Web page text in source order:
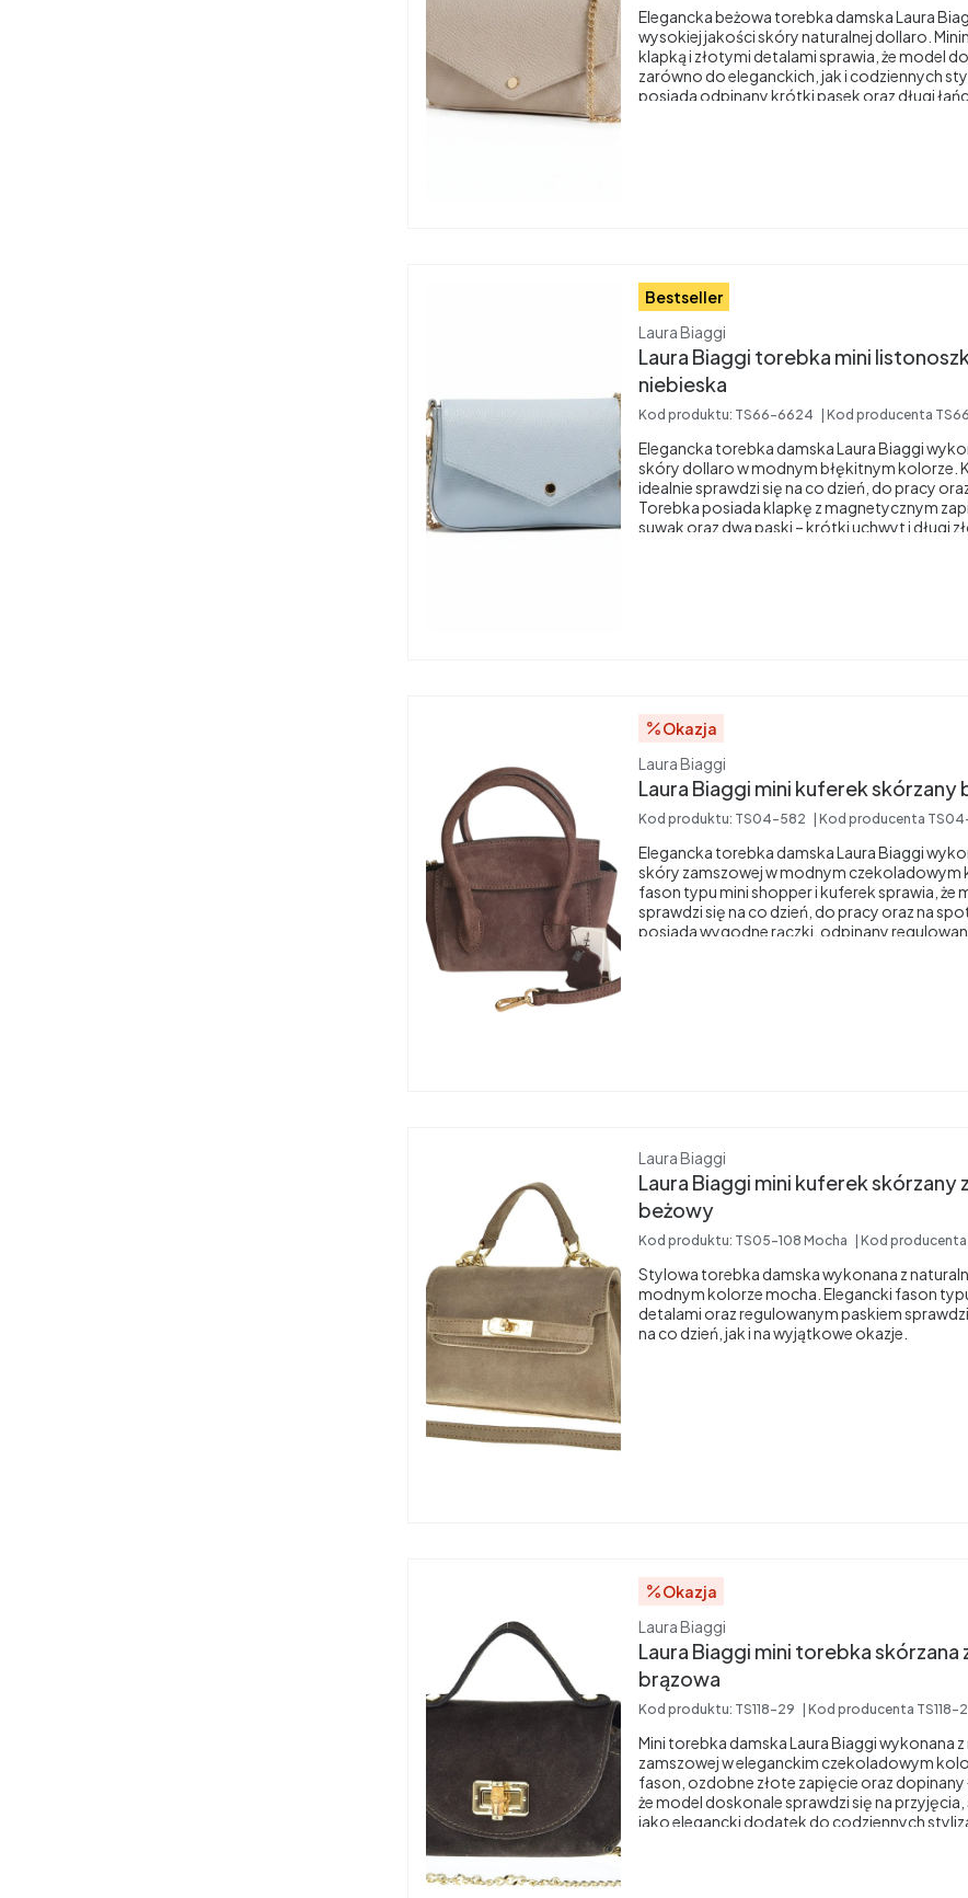
Elegancka beżowa torebka damska Laura
wysokiej jakości skóry naturalnej dollaro.
klapką i złotymi detalami sprawia, że model
zarówno do eleganckich, jak i codziennych
posiada odpinany krótki pasek oraz długi
Bestseller
Producent
Laura Biaggi
Laura Biaggi torebka mini
niebieska
Kod produktu: TS66-6624 Kod producenta
Elegancka torebka damska Laura Biaggi
skóry dollaro w modnym błękitnym kolorze.
idealnie sprawdzi się na co dzień, do pracy
Torebka posiada klapkę z magnetycznym
suwak oraz dwa paski – krótki uchwyt i długi
Okazja
Producent
Laura Biaggi
Laura Biaggi mini kuferek skórzany
Kod produktu: TS04-582 Kod producenta
Elegancka torebka damska Laura Biaggi
skóry zamszowej w modnym
fason typu mini shopper i kuferek sprawia, że
sprawdzi się na co dzień, do pracy oraz na
posiada wygodne rączki, odpinany
Producent
Laura Biaggi
Laura Biaggi mini kuferek skórzany
beżowy
Kod produktu: TS05-108 Mocha Kod producenta
Stylowa torebka damska wykonana z
modnym kolorze mocha. Elegancki fason
detalami oraz regulowanym paskiem
na co dzień, jak i na wyjątkowe okazje.
Okazja
Producent
Laura Biaggi
Laura Biaggi mini torebka skórzana
brązowa
Kod produktu: TS118-29 Kod producenta TS118-
Mini torebka damska Laura Biaggi wykonana
zamszowej w eleganckim czekoladowym
fason, ozdobne złote zapięcie oraz dopinany
że model doskonale sprawdzi się na przyjęcia,
jako elegancki dodatek do codziennych